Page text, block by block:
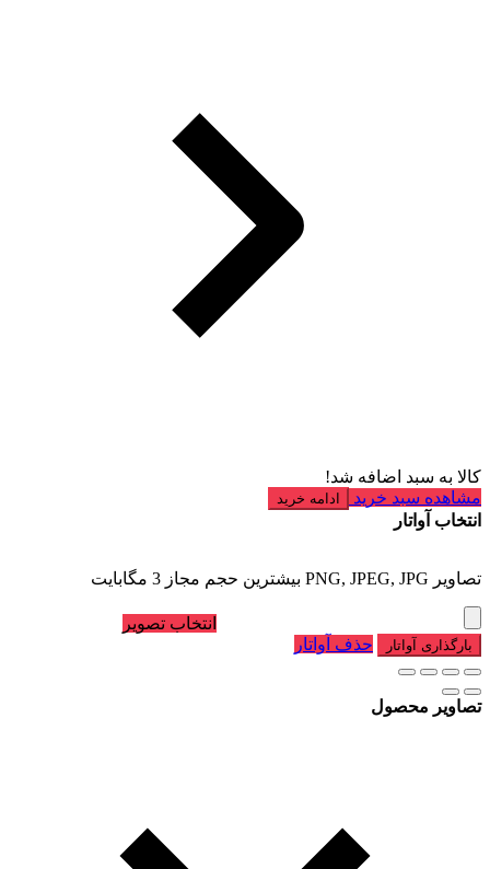
کالا به سبد اضافه شد!
مشاهده سبد خرید
ادامه خرید
انتخاب آواتار
تصاویر PNG, JPEG, JPG بیشترین حجم مجاز 3 مگابایت
انتخاب تصویر
بارگذاری آواتار حذف آواتار
تصاویر محصول